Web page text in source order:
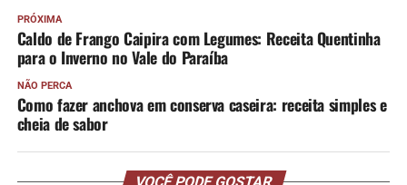
PRÓXIMA
Caldo de Frango Caipira com Legumes: Receita Quentinha
para o Inverno no Vale do Paraíba
NÃO PERCA
Como fazer anchova em conserva caseira: receita simples e
cheia de sabor